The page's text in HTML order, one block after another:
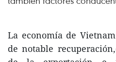
La economía de
de notable